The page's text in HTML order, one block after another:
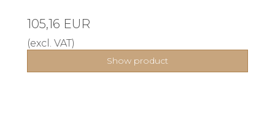
105,16 EUR
(excl. VAT)
Show product